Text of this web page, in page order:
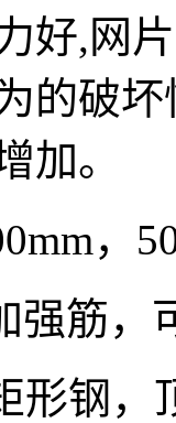
好,网
的破
加。
，
强筋，
形钢